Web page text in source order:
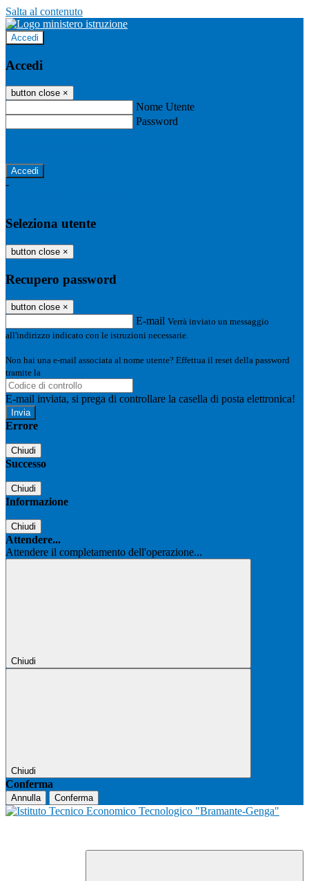
Salta al contenuto
Accedi
Accedi
button close ×
Nome Utente
Password
-
Seleziona utente
button close ×
Recupero password
button close ×
E-mail Verrà inviato un messaggio
all'indirizzo indicato con le istruzioni necessarie.
Non hai una e-mail associata al nome utente? Effettua il reset della password
tramite la
E-mail inviata, si prega di controllare la casella di posta elettronica!
Errore
Chiudi
Successo
Chiudi
Informazione
Chiudi
Attendere...
Attendere il completamento dell'operazione...
Chiudi
Chiudi
Conferma
Annulla Conferma